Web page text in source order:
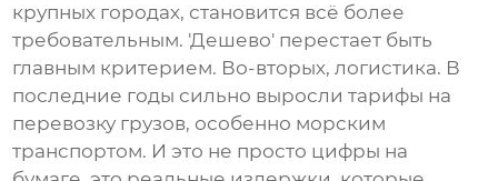
крупных городах, становится всё более
требовательным. 'Дешево' перестает быть
главным критерием. Во-вторых, логистика. В
последние годы сильно выросли тарифы на
перевозку грузов, особенно морским
транспортом. И это не просто цифры на